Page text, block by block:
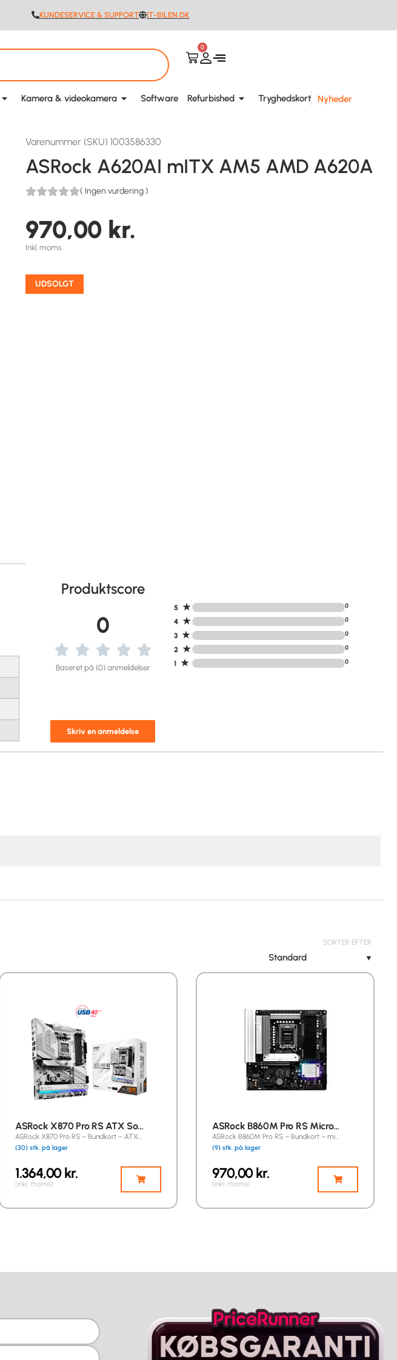
KUNDESERVICE & SUPPORT IT-BILEN.DK
0
Kamera & videokamera Software Refurbished Tryghedskort Nyheder
Varenummer (SKU) 1003586330
ASRock A620AI mITX AM5 AMD A620A
( Ingen vurdering )
970,00 kr.
Inkl. moms
UDSOLGT
Produktscore
0
Baseret på (0) anmeldelser
Skriv en anmeldelse
5 ★ 0
4 ★ 0
3 ★ 0
2 ★ 0
1 ★ 0
SORTER EFTER
Standard ▼
ASRock X870 Pro RS ATX So…
ASRock X870 Pro RS – Bundkort – ATX…
(30) stk. på lager
1.364,00kr.
(inkl. moms)
ASRock B860M Pro RS Micro…
ASRock B860M Pro RS – Bundkort – mi…
(9) stk. på lager
970,00kr.
(inkl. moms)